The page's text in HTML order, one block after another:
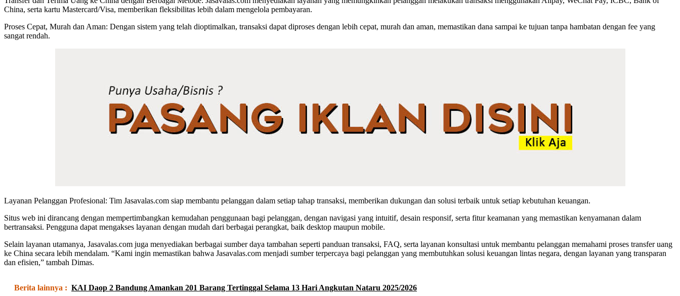
China, serta kartu Mastercard/Visa, memberikan fleksibilitas lebih dalam mengelola pembayaran.
Proses Cepat, Murah dan Aman: Dengan sistem yang telah dioptimalkan, transaksi dapat diproses dengan lebih cepat, murah dan aman, memastikan dana sampai ke tujuan tanpa hambatan dengan fee yang
sangat rendah.
Layanan Pelanggan Profesional: Tim Jasavalas.com siap membantu pelanggan dalam setiap tahap transaksi, memberikan dukungan dan solusi terbaik untuk setiap kebutuhan keuangan.
Situs web ini dirancang dengan mempertimbangkan kemudahan penggunaan bagi pelanggan, dengan navigasi yang intuitif, desain responsif, serta fitur keamanan yang memastikan kenyamanan dalam
bertransaksi. Pengguna dapat mengakses layanan dengan mudah dari berbagai perangkat, baik desktop maupun mobile.
Selain layanan utamanya, Jasavalas.com juga menyediakan berbagai sumber daya tambahan seperti panduan transaksi, FAQ, serta layanan konsultasi untuk membantu pelanggan memahami proses transfer uang
ke China secara lebih mendalam. “Kami ingin memastikan bahwa Jasavalas.com menjadi sumber terpercaya bagi pelanggan yang membutuhkan solusi keuangan lintas negara, dengan layanan yang transparan
dan efisien,” tambah Dimas.
Berita lainnya : KAI Daop 2 Bandung Amankan 201 Barang Tertinggal Selama 13 Hari Angkutan Nataru 2025/2026